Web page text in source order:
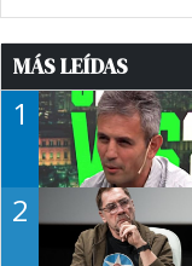
MÁS LEÍDAS
1
2